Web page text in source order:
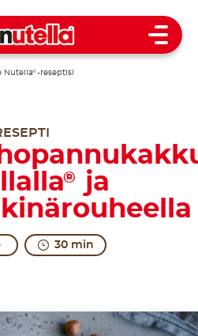
Open
Nutella®-reseptisi
®
ja
30 min